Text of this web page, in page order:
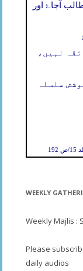
آجاۓ اور
نہیں،
سلسلہ
WEEKLY
Weekly Majlis :
Please
daily audios